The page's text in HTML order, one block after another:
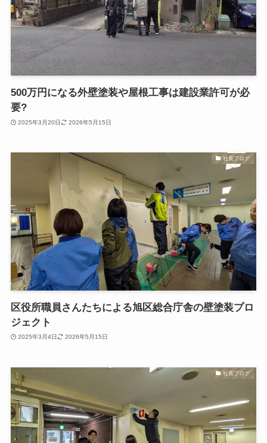
500万円になる外壁塗装や屋根工事は建設業許可が必
要?
2025年3月20日 2026年5月15日
社長ブログ
区役所職員さんたちによる旭区総合庁舎の壁塗装プロ
ジェクト
2025年3月4日 2026年5月15日
社長ブログ